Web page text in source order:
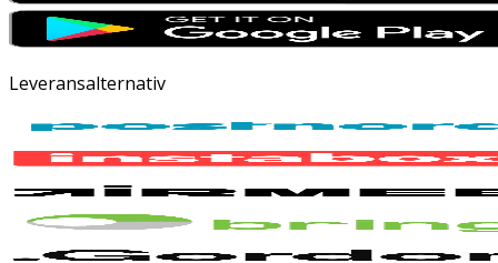
Leveransalternativ